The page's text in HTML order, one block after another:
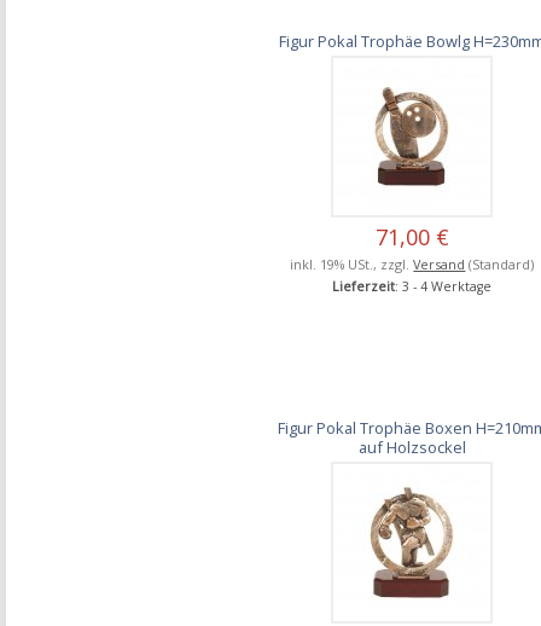
Figur Pokal Trophäe Bowlg
71,00 €
inkl. 19% USt., zzgl.Versand (Standard)
Lieferzeit: 3 - 4 Werktage
Figur Pokal Trophäe Boxen
auf Holzsockel